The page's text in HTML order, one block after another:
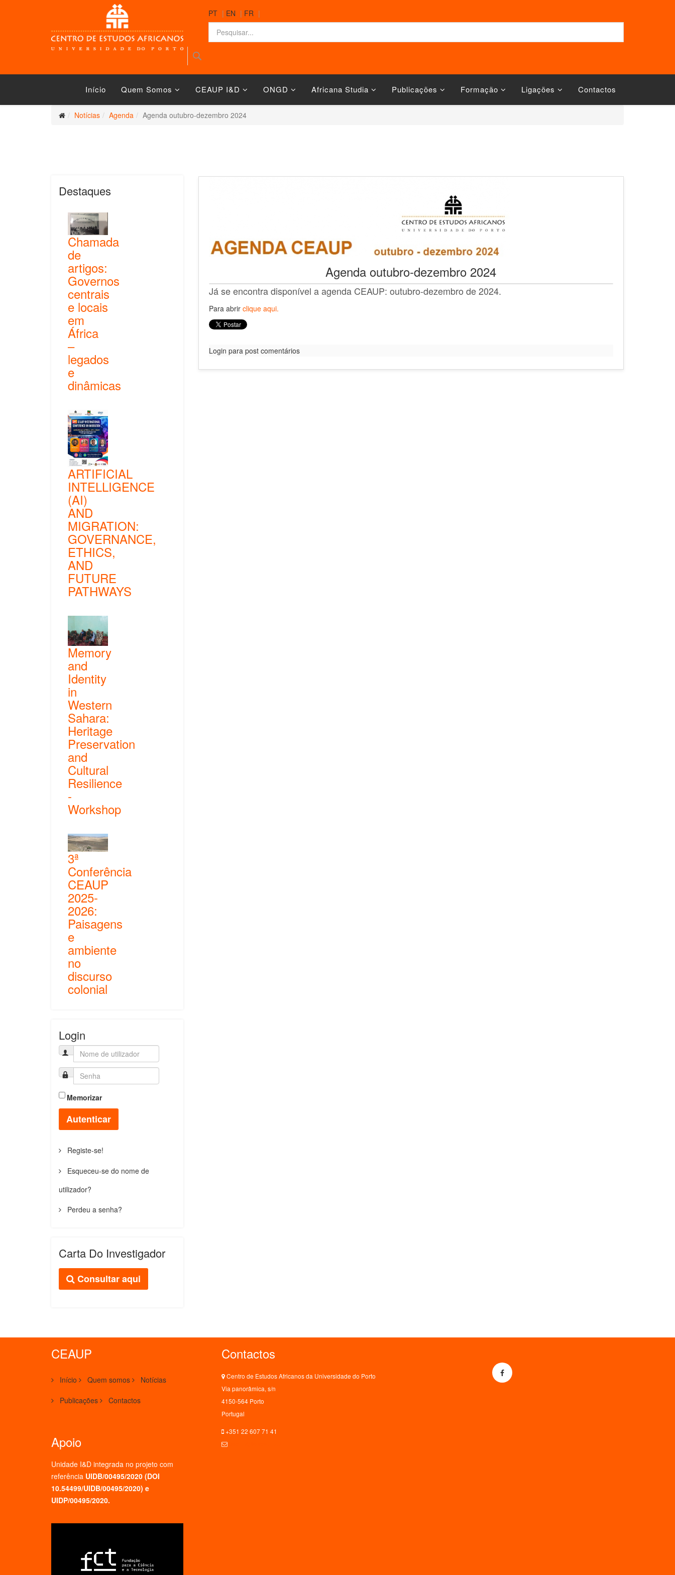
PT | EN | FR |
Início Quem Somos CEAUP I&D ONGD Africana Studia Publicações Formação Ligações Contactos
Notícias Agenda Agenda outubro-dezembro 2024
Destaques
Chamada
de
artigos:
Governos
centrais
e locais
em
África
–
legados
e
dinâmicas
ARTIFICIAL
INTELLIGENCE
(AI)
AND
MIGRATION:
GOVERNANCE,
ETHICS,
AND
FUTURE
PATHWAYS
Memory
and
Identity
in
Western
Sahara:
Heritage
Preservation
and
Cultural
Resilience
-
Workshop
3ª
Conferência
CEAUP
2025-
2026:
Paisagens
e
ambiente
no
discurso
colonial
Login
Memorizar
Autenticar
Registe-se!
Esqueceu-se do nome de
utilizador?
Perdeu a senha?
Carta Do Investigador
Consultar aqui
Agenda outubro-dezembro 2024
Já se encontra disponível a agenda CEAUP: outubro-dezembro de 2024.
Para abrir clique aqui.
Login para post comentários
CEAUP
Início Quem somos Notícias
Publicações Contactos
Apoio
Unidade I&D integrada no projeto com
referência UIDB/00495/2020 (DOI
10.54499/UIDB/00495/2020) e
UIDP/00495/2020.
Contactos
Centro de Estudos Africanos da Universidade do Porto
Via panorâmica, s/n
4150-564 Porto
Portugal
+351 22 607 71 41